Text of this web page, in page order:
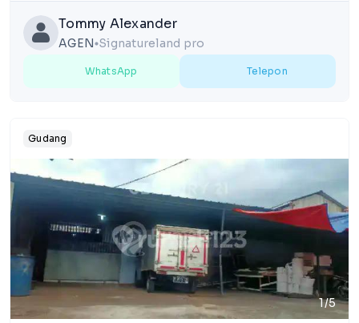
Tommy Alexander
AGEN lens Signatureland pro
WhatsApp Telepon
Gudang
1/5